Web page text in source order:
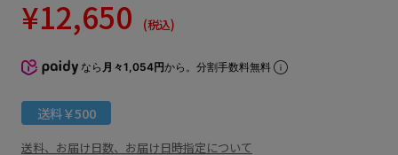
¥12,650 (税込)
なら 月々1,054円から。分割手数料無料
送料￥500
送料、お届け日数、お届け日時指定について